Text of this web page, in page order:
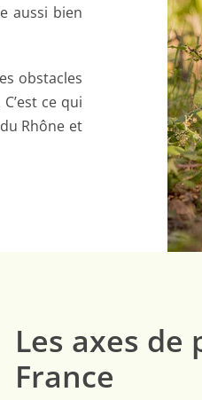
aussi bien
obstacles
ce qui
Rhône et
Les axes
France